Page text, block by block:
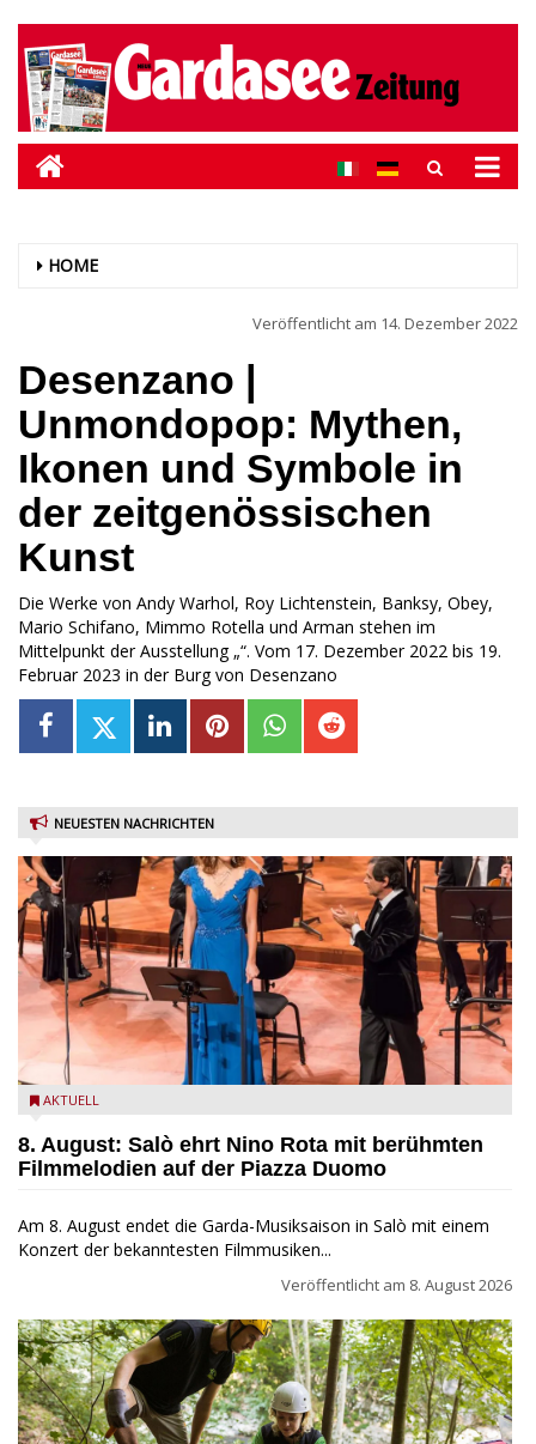
HOME
Veröffentlicht am 14. Dezember 2022
Desenzano |
Unmondopop: Mythen,
Ikonen und Symbole in
der zeitgenössischen
Kunst
Die Werke von Andy Warhol, Roy Lichtenstein, Banksy, Obey,
Mario Schifano, Mimmo Rotella und Arman stehen im
Mittelpunkt der Ausstellung „“. Vom 17. Dezember 2022 bis 19.
Februar 2023 in der Burg von Desenzano
NEUESTEN NACHRICHTEN
Estate Musicale del Garda: Salò ehrt Nino Rota
AKTUELL
8. August: Salò ehrt Nino Rota mit berühmten
Filmmelodien auf der Piazza Duomo
Am 8. August endet die Garda-Musiksaison in Salò mit einem
Konzert der bekanntesten Filmmusiken...
Veröffentlicht am 8. August 2026